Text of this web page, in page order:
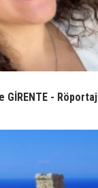
GİRENTE - Röportaj